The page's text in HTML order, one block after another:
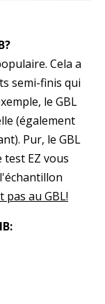
Cela a
semi-finis qui
le GBL
(également
Pur, le GBL
EZ vous
au GBL!